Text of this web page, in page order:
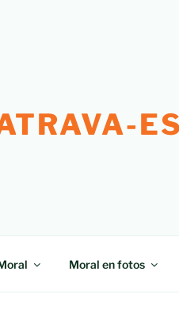
Moral en fotos